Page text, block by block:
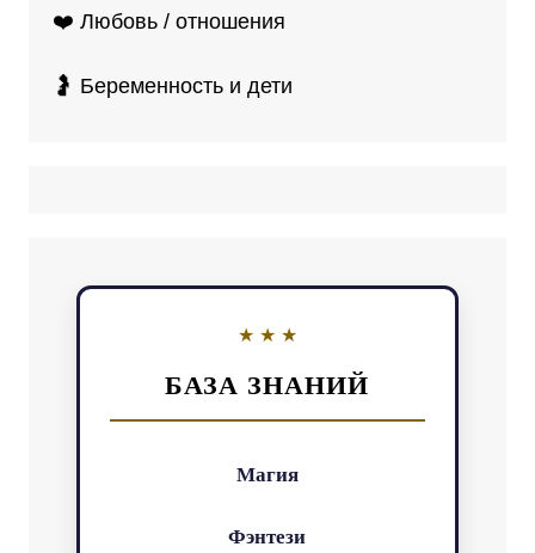
❤️ Любовь / отношения
🤰 Беременность и дети
БАЗА ЗНАНИЙ
Магия
Фэнтези